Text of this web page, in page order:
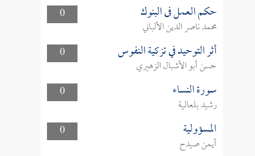
0
حكم العمل فى البنوك
محمد ناصر الدين الألباني
0
أثر التوحيد في تزكية النفوس
حسن أبو الأشبال الزهيري
0
سورة النساء
رشيد بلعالية
0
المسؤولية
أيمن صيدح